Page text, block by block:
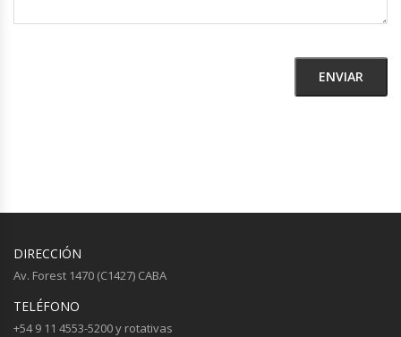
DIRECCIÓN
Av. Forest 1470 (C1427) CABA
TELÉFONO
+54 9 11 4553-5200 y rotativas